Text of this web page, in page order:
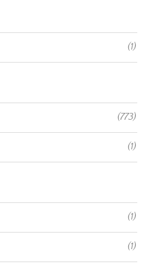
(1)
(773)
(1)
(1)
(1)